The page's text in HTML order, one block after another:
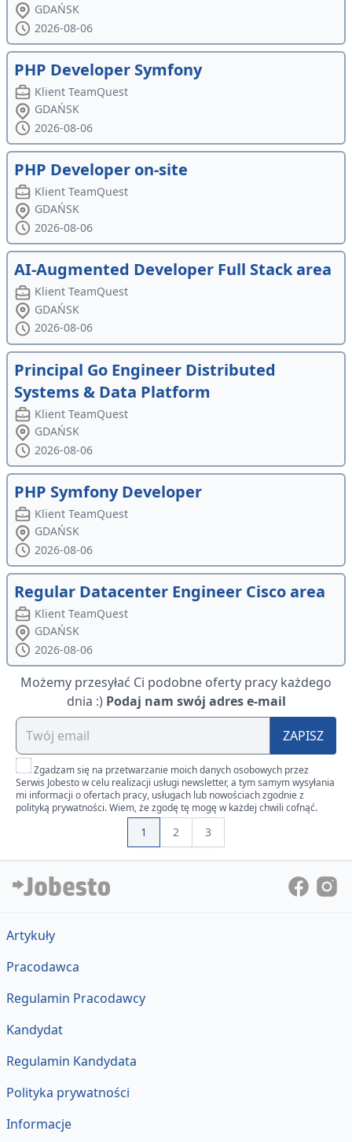
GDAŃSK
2026-08-06
PHP Developer Symfony
Klient TeamQuest
GDAŃSK
2026-08-06
PHP Developer on-site
Klient TeamQuest
GDAŃSK
2026-08-06
AI-Augmented Developer Full Stack area
Klient TeamQuest
GDAŃSK
2026-08-06
Principal Go Engineer Distributed
Systems & Data Platform
Klient TeamQuest
GDAŃSK
2026-08-06
PHP Symfony Developer
Klient TeamQuest
GDAŃSK
2026-08-06
Regular Datacenter Engineer Cisco area
Klient TeamQuest
GDAŃSK
2026-08-06
Możemy przesyłać Ci podobne oferty pracy każdego
dnia :) Podaj nam swój adres e-mail
ZAPISZ
Zgadzam się na przetwarzanie moich danych osobowych przez
Serwis Jobesto w celu realizacji usługi newsletter, a tym samym wysyłania
mi informacji o ofertach pracy, usługach lub nowościach zgodnie z
polityką prywatności. Wiem, że zgodę tę mogę w każdej chwili cofnąć.
1 2 3
Artykuły
Pracodawca
Regulamin Pracodawcy
Kandydat
Regulamin Kandydata
Polityka prywatności
Informacje